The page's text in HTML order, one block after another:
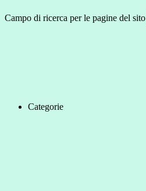
Campo di ricerca per le pagine del sito
Categorie